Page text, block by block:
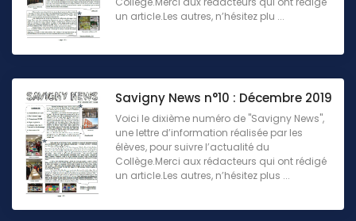
un article.Les autres, n’hésitez plu ...
Savigny News n°10 : Décembre 2019
Voici le dixième numéro de "Savigny News",
une lettre d’information réalisée par les
élèves, pour suivre l’actualité du
Collège.Merci aux rédacteurs qui ont rédigé
un article.Les autres, n’hésitez plus ...